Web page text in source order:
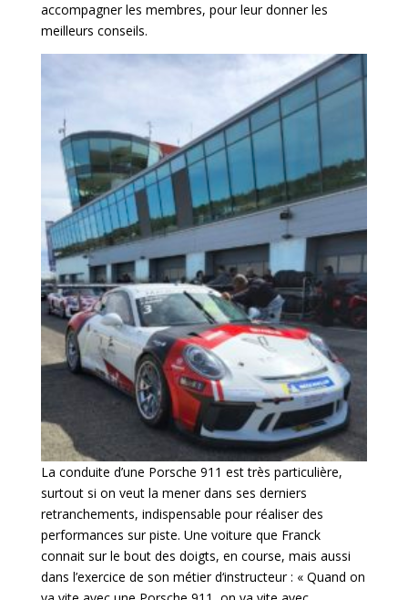
accompagner les membres, pour leur donner les
meilleurs conseils.
La conduite d’une Porsche 911 est très particulière,
surtout si on veut la mener dans ses derniers
retranchements, indispensable pour réaliser des
performances sur piste. Une voiture que Franck
connait sur le bout des doigts, en course, mais aussi
dans l’exercice de son métier d‘instructeur : « Quand on